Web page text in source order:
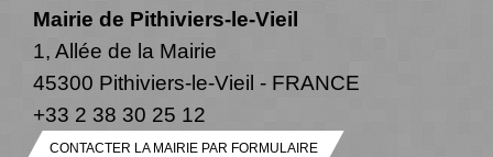
Mairie de Pithiviers-le-Vieil
1, Allée de la Mairie
45300 Pithiviers-le-Vieil - FRANCE
+33 2 38 30 25 12
CONTACTER LA MAIRIE PAR FORMULAIRE